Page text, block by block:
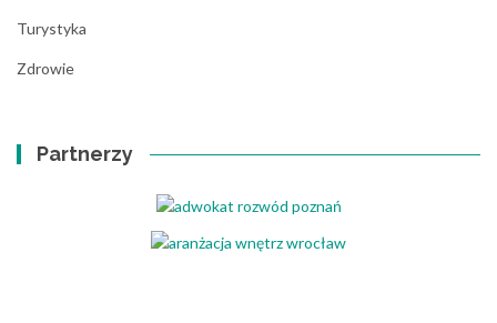
Turystyka
Zdrowie
Partnerzy